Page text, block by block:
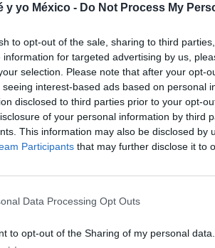
y yo México - Do Not Process My
to opt-out of the sale, sharing to third
information for targeted advertising by us,
selection. Please note that after your opt-
seeing interest-based ads based on personal
disclosed to third parties prior to your opt-
of your personal information by third
This information may also be disclosed by
Participants that may further disclose it to
Data Processing Opt Outs
to opt-out of the Sharing of my personal data.